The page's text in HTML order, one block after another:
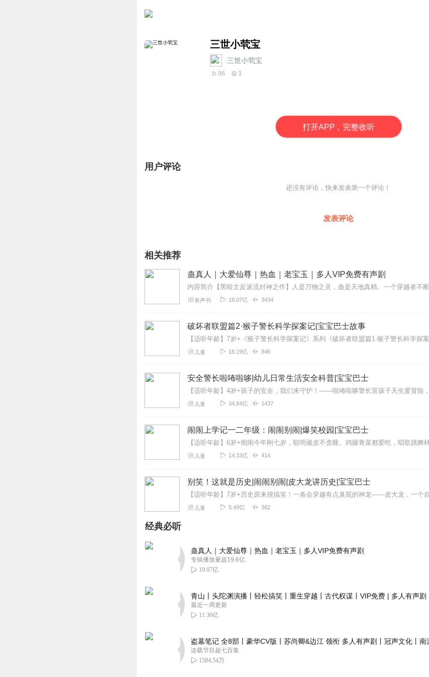
三世小茕宝
三世小茕宝
96 3
打开APP，完整收听
用户评论
还没有评论，快来发表第一个评论！
发表评论
相关推荐
蛊真人｜大爱仙尊｜热血｜老宝玉｜多人VIP免费有声剧
有声书 19.07亿 3434
破坏者联盟篇2·猴子警长科学探案记|宝宝巴士故事
儿童 16.19亿 846
安全警长啦咘啦哆|幼儿日常生活安全科普|宝宝巴士
儿童 34.84亿 1437
闹闹上学记一二年级：闹闹别闹|爆笑校园|宝宝巴士
儿童 14.33亿 414
别笑！这就是历史|闹闹别闹|皮大龙讲历史|宝宝巴士
儿童 5.49亿 362
经典必听
蛊真人｜大爱仙尊｜热血｜老宝玉｜多人VIP免费有声剧
专辑播放量超19.6亿
19.07亿
青山丨头陀渊演播丨轻松搞笑丨重生穿越丨古代权谋丨VIP免费 | 多人有声剧
最近一周更新
11.30亿
盗墓笔记 全8部丨豪华CV版丨苏尚卿&边江 领衔 多人有声剧丨冠声文化丨南
连载节目超七百集
1584.54万